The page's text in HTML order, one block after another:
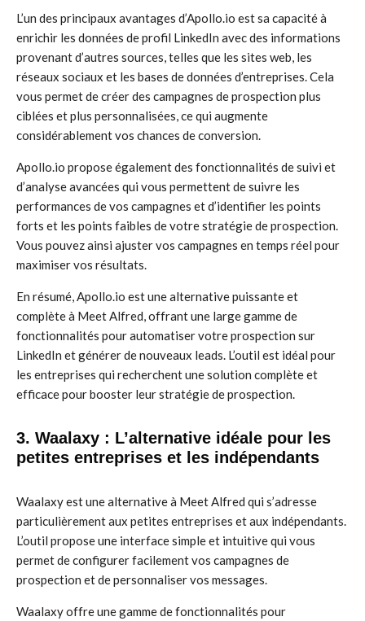
L’un des principaux avantages d’Apollo.io est sa capacité à
enrichir les données de profil LinkedIn avec des informations
provenant d’autres sources, telles que les sites web, les
réseaux sociaux et les bases de données d’entreprises. Cela
vous permet de créer des campagnes de prospection plus
ciblées et plus personnalisées, ce qui augmente
considérablement vos chances de conversion.
Apollo.io propose également des fonctionnalités de suivi et
d’analyse avancées qui vous permettent de suivre les
performances de vos campagnes et d’identifier les points
forts et les points faibles de votre stratégie de prospection.
Vous pouvez ainsi ajuster vos campagnes en temps réel pour
maximiser vos résultats.
En résumé, Apollo.io est une alternative puissante et
complète à Meet Alfred, offrant une large gamme de
fonctionnalités pour automatiser votre prospection sur
LinkedIn et générer de nouveaux leads. L’outil est idéal pour
les entreprises qui recherchent une solution complète et
efficace pour booster leur stratégie de prospection.
3. Waalaxy : L’alternative idéale pour les
petites entreprises et les indépendants
Waalaxy est une alternative à Meet Alfred qui s’adresse
particulièrement aux petites entreprises et aux indépendants.
L’outil propose une interface simple et intuitive qui vous
permet de configurer facilement vos campagnes de
prospection et de personnaliser vos messages.
Waalaxy offre une gamme de fonctionnalités pour